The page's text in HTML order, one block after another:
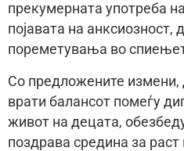
прекумерната употреба
појавата на анксиозност,
пореметувања во
Со предложените
врати балансот помеѓу
живот на децата,
поздрава средина за раст